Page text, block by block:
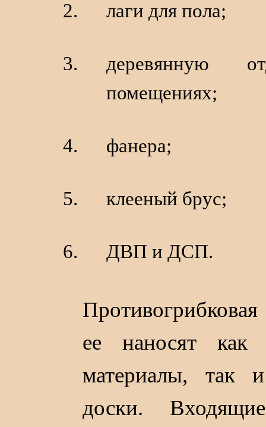
лаги для пола;
деревянную
помещениях;
фанера;
клееный брус;
ДВП и ДСП.
ее наносят как
материалы, так
доски.